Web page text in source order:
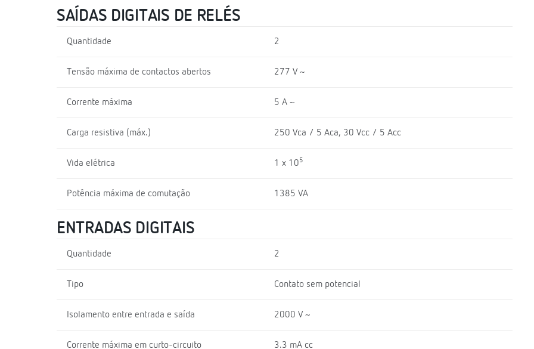
SAÍDAS DIGITAIS DE RELÉS
Quantidade 2
Tensão máxima de contactos abertos 277 V ~
Corrente máxima 5 A ~
Carga resistiva (máx.) 250 Vca / 5 Aca, 30 Vcc / 5 Acc
Vida elétrica 1 x 105
Potência máxima de comutação 1385 VA
ENTRADAS DIGITAIS
Quantidade 2
Tipo Contato sem potencial
Isolamento entre entrada e saída 2000 V ~
Corrente máxima em curto-circuito 3.3 mA cc